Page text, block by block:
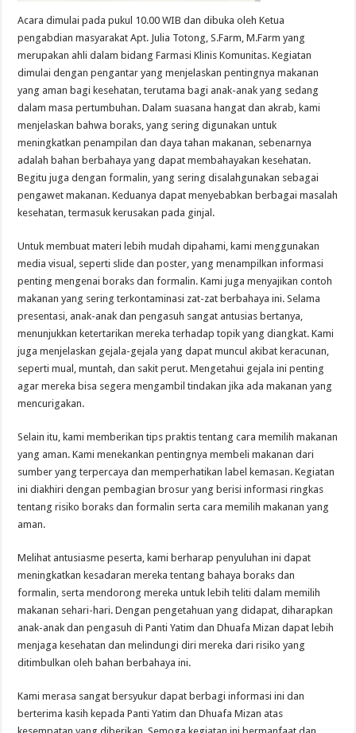
Acara dimulai pada pukul 10.00 WIB dan dibuka oleh Ketua
pengabdian masyarakat Apt. Julia Totong, S.Farm, M.Farm yang
merupakan ahli dalam bidang Farmasi Klinis Komunitas. Kegiatan
dimulai dengan pengantar yang menjelaskan pentingnya makanan
yang aman bagi kesehatan, terutama bagi anak-anak yang sedang
dalam masa pertumbuhan. Dalam suasana hangat dan akrab, kami
menjelaskan bahwa boraks, yang sering digunakan untuk
meningkatkan penampilan dan daya tahan makanan, sebenarnya
adalah bahan berbahaya yang dapat membahayakan kesehatan.
Begitu juga dengan formalin, yang sering disalahgunakan sebagai
pengawet makanan. Keduanya dapat menyebabkan berbagai masalah
kesehatan, termasuk kerusakan pada ginjal.
Untuk membuat materi lebih mudah dipahami, kami menggunakan
media visual, seperti slide dan poster, yang menampilkan informasi
penting mengenai boraks dan formalin. Kami juga menyajikan contoh
makanan yang sering terkontaminasi zat-zat berbahaya ini. Selama
presentasi, anak-anak dan pengasuh sangat antusias bertanya,
menunjukkan ketertarikan mereka terhadap topik yang diangkat. Kami
juga menjelaskan gejala-gejala yang dapat muncul akibat keracunan,
seperti mual, muntah, dan sakit perut. Mengetahui gejala ini penting
agar mereka bisa segera mengambil tindakan jika ada makanan yang
mencurigakan.
Selain itu, kami memberikan tips praktis tentang cara memilih makanan
yang aman. Kami menekankan pentingnya membeli makanan dari
sumber yang terpercaya dan memperhatikan label kemasan. Kegiatan
ini diakhiri dengan pembagian brosur yang berisi informasi ringkas
tentang risiko boraks dan formalin serta cara memilih makanan yang
aman.
Melihat antusiasme peserta, kami berharap penyuluhan ini dapat
meningkatkan kesadaran mereka tentang bahaya boraks dan
formalin, serta mendorong mereka untuk lebih teliti dalam memilih
makanan sehari-hari. Dengan pengetahuan yang didapat, diharapkan
anak-anak dan pengasuh di Panti Yatim dan Dhuafa Mizan dapat lebih
menjaga kesehatan dan melindungi diri mereka dari risiko yang
ditimbulkan oleh bahan berbahaya ini.
Kami merasa sangat bersyukur dapat berbagi informasi ini dan
berterima kasih kepada Panti Yatim dan Dhuafa Mizan atas